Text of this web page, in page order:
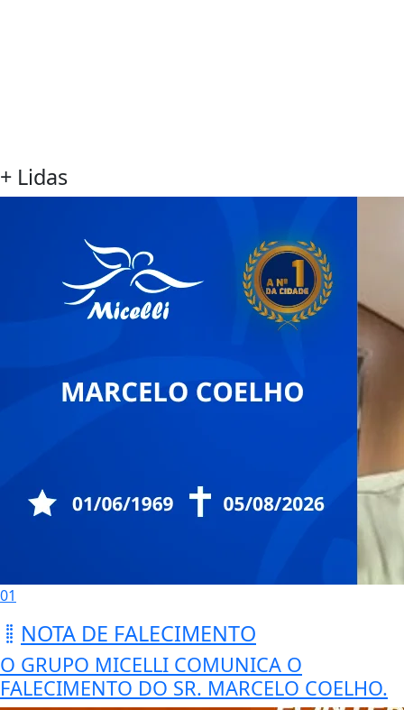
+ Lidas
01
NOTA DE FALECIMENTO
O GRUPO MICELLI COMUNICA O
FALECIMENTO DO SR. MARCELO COELHO.